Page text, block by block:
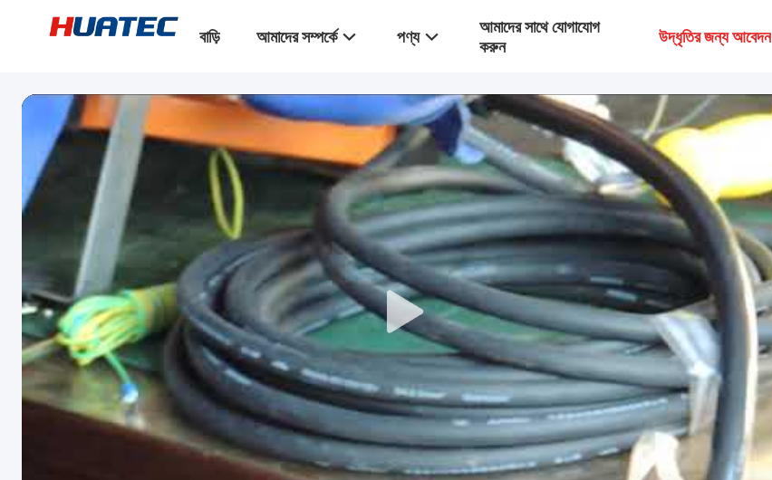
বাড়ি আমাদের সম্পর্কে পণ্য
আমাদের সাথে যোগাযোগ
করুন
উদ্ধৃতির জন্য আবেদন